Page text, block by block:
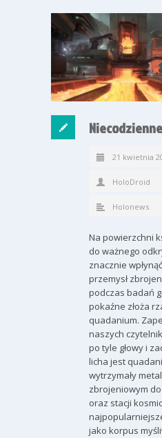
21 kwietnia
HoloDroid
Holonews
Na powierzchni
do ważnego
znacznie
przemysł
podczas badań
pokaźne złoża
quadanium.
naszych
po tyle głowy i
licha jest
wytrzymały
zbrojeniowym
oraz stacji
jako korpus